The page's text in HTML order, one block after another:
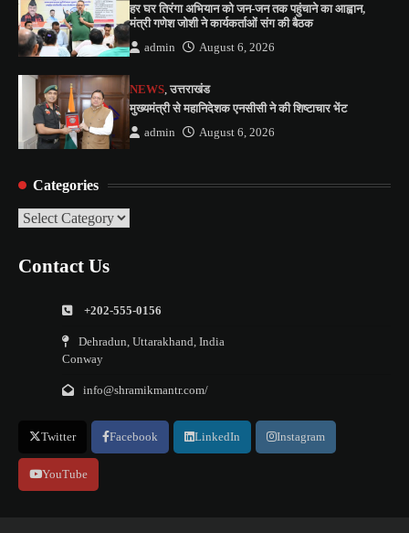
हर घर तिरंगा अभियान को जन-जन तक पहुंचाने का आह्वान,
मंत्री गणेश जोशी ने कार्यकर्ताओं संग की बैठक
admin August 6, 2026
NEWS,उत्तराखंड
मुख्यमंत्री से महानिदेशक एनसीसी ने की शिष्टाचार भेंट
admin August 6, 2026
Categories
Categories
Contact Us
+202-555-0156
Dehradun, Uttarakhand, India
Conway
info@shramikmantr.com/
Twitter Facebook LinkedIn Instagram
YouTube